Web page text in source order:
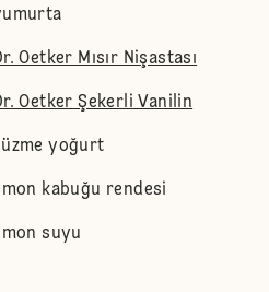
Oetker Mısır Nişastası
Oetker Şekerli Vanilin
yoğurt
kabuğu rendesi
suyu